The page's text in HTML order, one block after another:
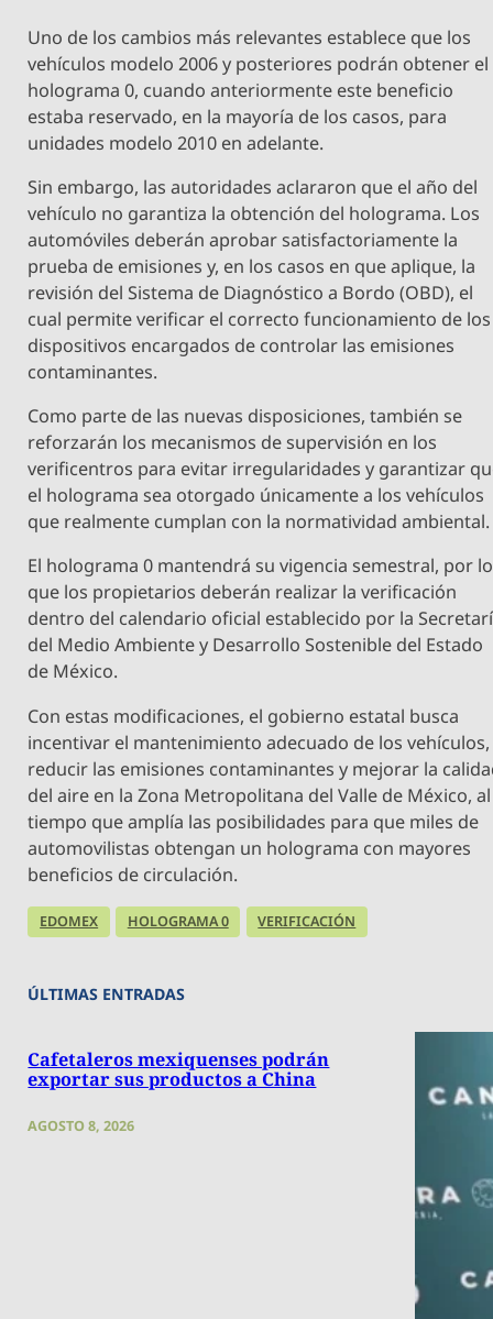
Uno de los cambios más relevantes establece que los
vehículos modelo 2006 y posteriores podrán obtener el
holograma 0, cuando anteriormente este beneficio
estaba reservado, en la mayoría de los casos, para
unidades modelo 2010 en adelante.
Sin embargo, las autoridades aclararon que el año del
vehículo no garantiza la obtención del holograma. Los
automóviles deberán aprobar satisfactoriamente la
prueba de emisiones y, en los casos en que aplique, la
revisión del Sistema de Diagnóstico a Bordo (OBD), el
cual permite verificar el correcto funcionamiento de los
dispositivos encargados de controlar las emisiones
contaminantes.
Como parte de las nuevas disposiciones, también se
reforzarán los mecanismos de supervisión en los
verificentros para evitar irregularidades y garantizar
el holograma sea otorgado únicamente a los vehículos
que realmente cumplan con la normatividad ambiental.
El holograma 0 mantendrá su vigencia semestral, por lo
que los propietarios deberán realizar la verificación
dentro del calendario oficial establecido por la
del Medio Ambiente y Desarrollo Sostenible del Estado
de México.
Con estas modificaciones, el gobierno estatal busca
incentivar el mantenimiento adecuado de los vehículos,
reducir las emisiones contaminantes y mejorar la
del aire en la Zona Metropolitana del Valle de México, al
tiempo que amplía las posibilidades para que miles de
automovilistas obtengan un holograma con mayores
beneficios de circulación.
EDOMEX HOLOGRAMA 0 VERIFICACIÓN
ÚLTIMAS ENTRADAS
Cafetaleros mexiquenses podrán
exportar sus productos a China
AGOSTO 8, 2026